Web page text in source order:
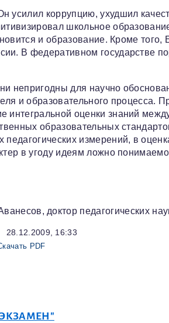
усилил коррупцию, ухудшил
школьное
и образование. Кроме того,
В федеративном государстве
непригодны для научно
и образовательного процесса.
интегральной оценки знаний
образовательных
измерений, в
в угоду идеям ложно
доктор педагогических
28.12.2009, 16:33
PDF